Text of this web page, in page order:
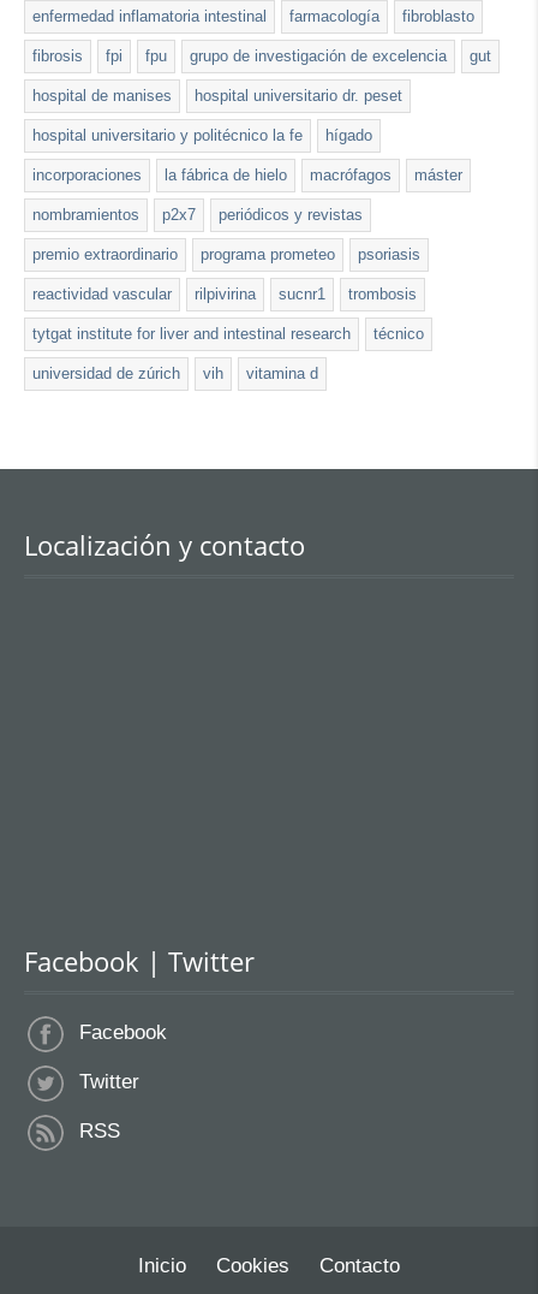
enfermedad inflamatoria intestinal farmacología fibroblasto
fibrosis fpi fpu grupo de investigación de excelencia gut
hospital de manises hospital universitario dr. peset
hospital universitario y politécnico la fe hígado
incorporaciones la fábrica de hielo macrófagos máster
nombramientos p2x7 periódicos y revistas
premio extraordinario programa prometeo psoriasis
reactividad vascular rilpivirina sucnr1 trombosis
tytgat institute for liver and intestinal research técnico
universidad de zúrich vih vitamina d
Localización y contacto
Facebook | Twitter
Facebook
Twitter
RSS
Inicio Cookies Contacto